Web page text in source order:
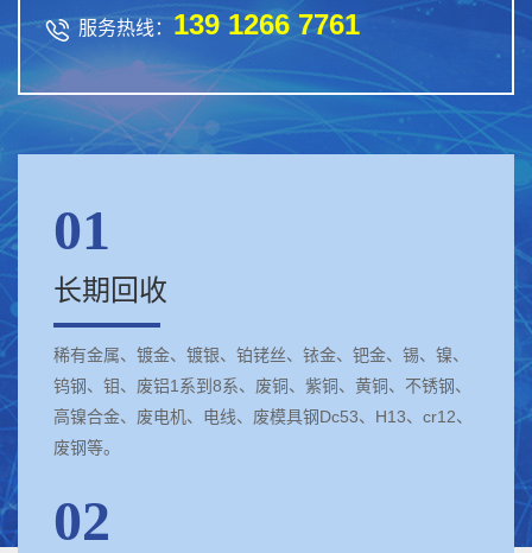
 服务热线： 139 1266 7761
01
长期回收
稀有金属、镀金、镀银、铂铑丝、铱金、钯金、锡、镍、
钨钢、钼、废铝1系到8系、废铜、紫铜、黄铜、不锈钢、
高镍合金、废电机、电线、废模具钢Dc53、H13、cr12、
废钢等。
02